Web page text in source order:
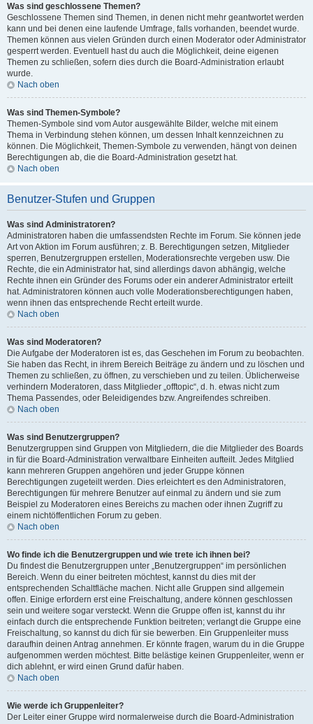
Was sind geschlossene Themen?
Geschlossene Themen sind Themen, in denen nicht mehr geantwortet werden
kann und bei denen eine laufende Umfrage, falls vorhanden, beendet wurde.
Themen können aus vielen Gründen durch einen Moderator oder Administrator
gesperrt werden. Eventuell hast du auch die Möglichkeit, deine eigenen
Themen zu schließen, sofern dies durch die Board-Administration erlaubt
wurde.
Nach oben
Was sind Themen-Symbole?
Themen-Symbole sind vom Autor ausgewählte Bilder, welche mit einem
Thema in Verbindung stehen können, um dessen Inhalt kennzeichnen zu
können. Die Möglichkeit, Themen-Symbole zu verwenden, hängt von deinen
Berechtigungen ab, die die Board-Administration gesetzt hat.
Nach oben
Benutzer-Stufen und Gruppen
Was sind Administratoren?
Administratoren haben die umfassendsten Rechte im Forum. Sie können jede
Art von Aktion im Forum ausführen; z. B. Berechtigungen setzen, Mitglieder
sperren, Benutzergruppen erstellen, Moderationsrechte vergeben usw. Die
Rechte, die ein Administrator hat, sind allerdings davon abhängig, welche
Rechte ihnen ein Gründer des Forums oder ein anderer Administrator erteilt
hat. Administratoren können auch volle Moderationsberechtigungen haben,
wenn ihnen das entsprechende Recht erteilt wurde.
Nach oben
Was sind Moderatoren?
Die Aufgabe der Moderatoren ist es, das Geschehen im Forum zu beobachten.
Sie haben das Recht, in ihrem Bereich Beiträge zu ändern und zu löschen und
Themen zu schließen, zu öffnen, zu verschieben und zu teilen. Üblicherweise
verhindern Moderatoren, dass Mitglieder „offtopic“, d. h. etwas nicht zum
Thema Passendes, oder Beleidigendes bzw. Angreifendes schreiben.
Nach oben
Was sind Benutzergruppen?
Benutzergruppen sind Gruppen von Mitgliedern, die die Mitglieder des Boards
in für die Board-Administration verwaltbare Einheiten aufteilt. Jedes Mitglied
kann mehreren Gruppen angehören und jeder Gruppe können
Berechtigungen zugeteilt werden. Dies erleichtert es den Administratoren,
Berechtigungen für mehrere Benutzer auf einmal zu ändern und sie zum
Beispiel zu Moderatoren eines Bereichs zu machen oder ihnen Zugriff zu
einem nichtöffentlichen Forum zu geben.
Nach oben
Wo finde ich die Benutzergruppen und wie trete ich ihnen bei?
Du findest die Benutzergruppen unter „Benutzergruppen“ im persönlichen
Bereich. Wenn du einer beitreten möchtest, kannst du dies mit der
entsprechenden Schaltfläche machen. Nicht alle Gruppen sind allgemein
offen. Einige erfordern erst eine Freischaltung, andere können geschlossen
sein und weitere sogar versteckt. Wenn die Gruppe offen ist, kannst du ihr
einfach durch die entsprechende Funktion beitreten; verlangt die Gruppe eine
Freischaltung, so kannst du dich für sie bewerben. Ein Gruppenleiter muss
daraufhin deinen Antrag annehmen. Er könnte fragen, warum du in die Gruppe
aufgenommen werden möchtest. Bitte belästige keinen Gruppenleiter, wenn er
dich ablehnt, er wird einen Grund dafür haben.
Nach oben
Wie werde ich Gruppenleiter?
Der Leiter einer Gruppe wird normalerweise durch die Board-Administration